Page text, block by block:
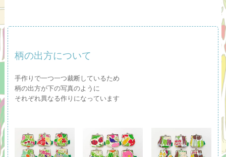
柄の出方について
手作りで一つ一つ裁断しているため
柄の出方が下の写真のように
それぞれ異なる作りになっています